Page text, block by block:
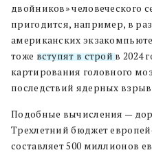
двойников» человеческого
пригодится, например, в
американских
тоже вступят в стройв 2024
картирования головного
последствий ядерных
Подобные вычисления —
Трехлетний бюджет
составляет 500 миллионов